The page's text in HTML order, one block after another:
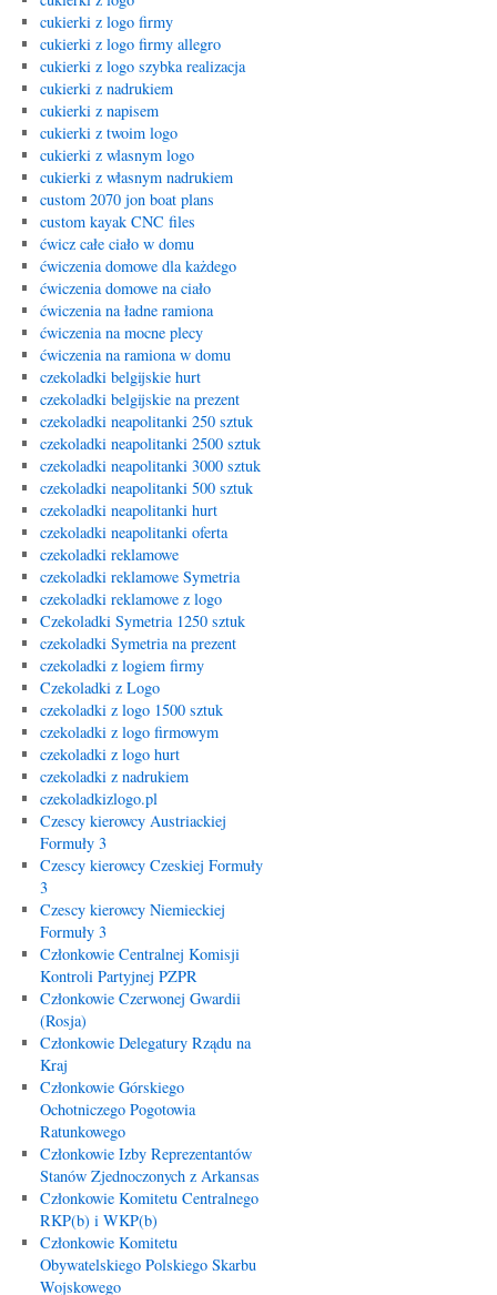
cukierki z logo firmy
cukierki z logo firmy allegro
cukierki z logo szybka realizacja
cukierki z nadrukiem
cukierki z napisem
cukierki z twoim logo
cukierki z wlasnym logo
cukierki z własnym nadrukiem
custom 2070 jon boat plans
custom kayak CNC files
ćwicz całe ciało w domu
ćwiczenia domowe dla każdego
ćwiczenia domowe na ciało
ćwiczenia na ładne ramiona
ćwiczenia na mocne plecy
ćwiczenia na ramiona w domu
czekoladki belgijskie hurt
czekoladki belgijskie na prezent
czekoladki neapolitanki 250 sztuk
czekoladki neapolitanki 2500 sztuk
czekoladki neapolitanki 3000 sztuk
czekoladki neapolitanki 500 sztuk
czekoladki neapolitanki hurt
czekoladki neapolitanki oferta
czekoladki reklamowe
czekoladki reklamowe Symetria
czekoladki reklamowe z logo
Czekoladki Symetria 1250 sztuk
czekoladki Symetria na prezent
czekoladki z logiem firmy
Czekoladki z Logo
czekoladki z logo 1500 sztuk
czekoladki z logo firmowym
czekoladki z logo hurt
czekoladki z nadrukiem
czekoladkizlogo.pl
Czescy kierowcy Austriackiej
Formuły 3
Czescy kierowcy Czeskiej Formuły
3
Czescy kierowcy Niemieckiej
Formuły 3
Członkowie Centralnej Komisji
Kontroli Partyjnej PZPR
Członkowie Czerwonej Gwardii
(Rosja)
Członkowie Delegatury Rządu na
Kraj
Członkowie Górskiego
Ochotniczego Pogotowia
Ratunkowego
Członkowie Izby Reprezentantów
Stanów Zjednoczonych z Arkansas
Członkowie Komitetu Centralnego
RKP(b) i WKP(b)
Członkowie Komitetu
Obywatelskiego Polskiego Skarbu
Wojskowego